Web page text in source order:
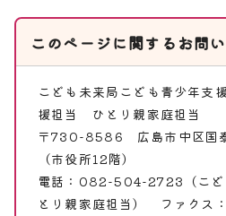
このページに関する お問
こども未来局こども青少年支
援担当 ひとり親家庭担当
〒730-8586 広島市中区国
（市役所12階）
電話：082-504-2723（こど
とり親家庭担当） ファク